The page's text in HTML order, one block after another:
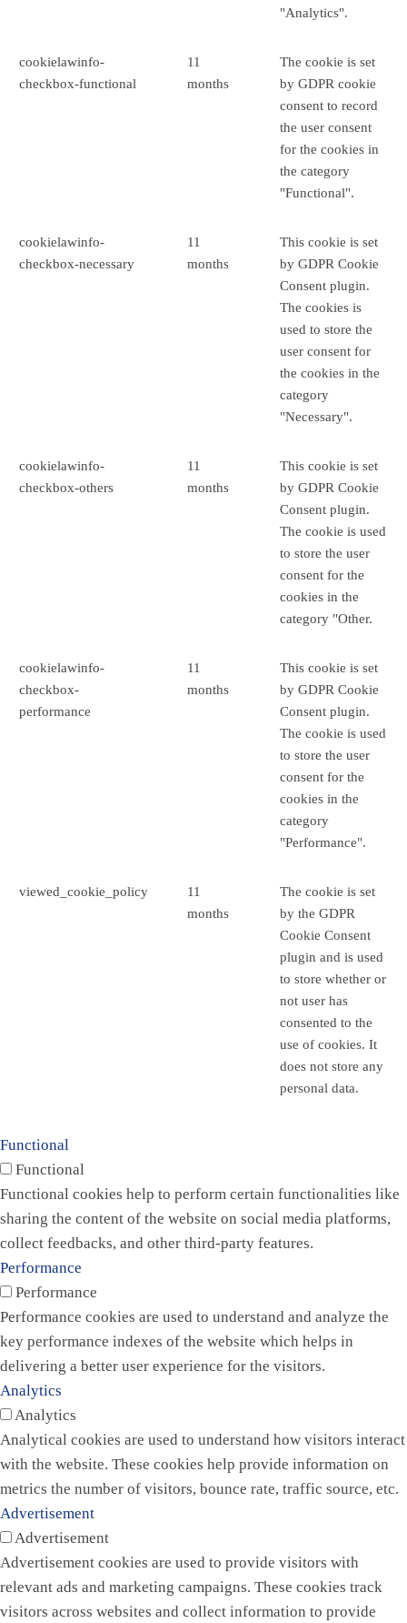
"Analytics".
cookielawinfo-
checkbox-functional
11
months
The cookie is set
by GDPR cookie
consent to record
the user consent
for the cookies in
the category
"Functional".
cookielawinfo-
checkbox-necessary
11
months
This cookie is set
by GDPR Cookie
Consent plugin.
The cookies is
used to store the
user consent for
the cookies in the
category
"Necessary".
cookielawinfo-
checkbox-others
11
months
This cookie is set
by GDPR Cookie
Consent plugin.
The cookie is used
to store the user
consent for the
cookies in the
category "Other.
cookielawinfo-
checkbox-
performance
11
months
This cookie is set
by GDPR Cookie
Consent plugin.
The cookie is used
to store the user
consent for the
cookies in the
category
"Performance".
viewed_cookie_policy
11
months
The cookie is set
by the GDPR
Cookie Consent
plugin and is used
to store whether or
not user has
consented to the
use of cookies. It
does not store any
personal data.
Functional
Functional
Functional cookies help to perform certain functionalities like
sharing the content of the website on social media platforms,
collect feedbacks, and other third-party features.
Performance
Performance
Performance cookies are used to understand and analyze the
key performance indexes of the website which helps in
delivering a better user experience for the visitors.
Analytics
Analytics
Analytical cookies are used to understand how visitors interact
with the website. These cookies help provide information on
metrics the number of visitors, bounce rate, traffic source, etc.
Advertisement
Advertisement
Advertisement cookies are used to provide visitors with
relevant ads and marketing campaigns. These cookies track
visitors across websites and collect information to provide